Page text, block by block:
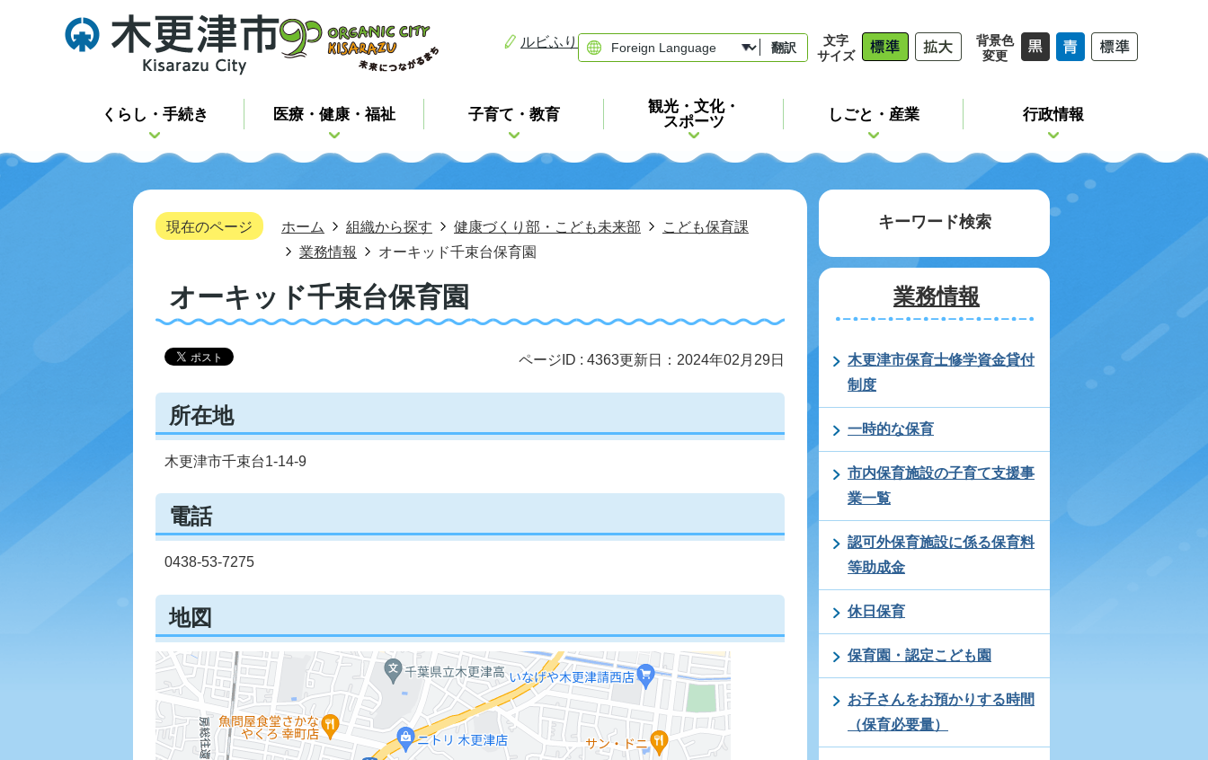
ルビふり 翻訳
文字
サイズ
背景色
変更
くらし・手続き 医療・健康・福祉 子育て・教育
観光・文化・
スポーツ
しごと・産業 行政情報
現在のページ ホーム 組織から探す 健康づくり部・こども未来部
こども保育課
業務情報
オーキッド千束台保育園
オーキッド千束台保育園
ページID : 4363更新日：2024年02月29日
所在地
木更津市千束台1-14-9
電話
0438-53-7275
地図
キーワード検索
業務情報
木更津市保育士修学資金貸付
制度
一時的な保育
市内保育施設の子育て支援事
業一覧
認可外保育施設に係る保育料
等助成金
休日保育
保育園・認定こども園
お子さんをお預かりする時間
（保育必要量）